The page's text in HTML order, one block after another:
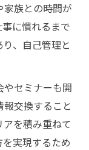
家族との時間が
に慣れるまで
、自己管理と
やセミナーも開
交換すること
を積み重ねて
実現するため